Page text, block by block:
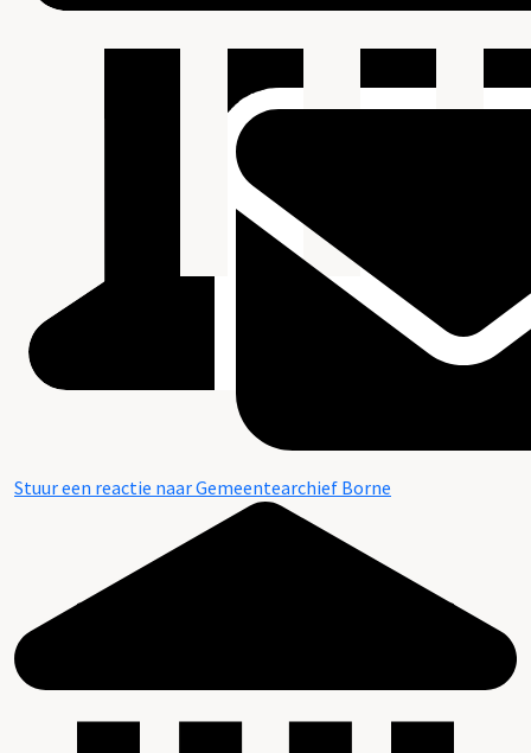
Stuur een reactie naar Gemeentearchief Borne